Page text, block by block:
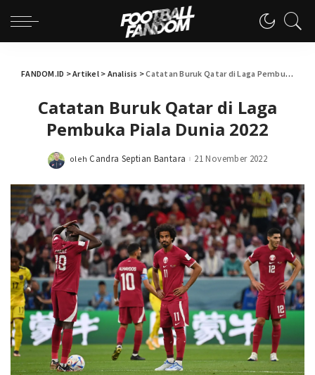
FANDOM.ID >Artikel> Analisis >Catatan Buruk Qatar di Laga Pembuka Piala Dunia 2022
Catatan Buruk Qatar di Laga
Pembuka Piala Dunia 2022
Posted
oleh Candra Septian Bantara 21 November 2022